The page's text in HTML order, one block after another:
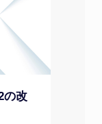
の改